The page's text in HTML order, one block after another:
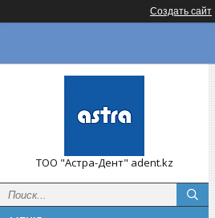
Создать сайт
ТОО "Астра-Дент" adent.kz